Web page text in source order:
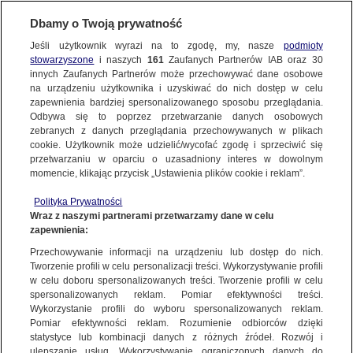
KONTAKT24
Wyślij Materiał
WYŚLIJ MATERIAŁ
NAJNOWSZE
GORĄCE TEMATY
WIĘCEJ
KANAŁY
Dzień dobry!
Jedno konto do wszystkich usług
Tak graliście z WOŚP
Dbamy o Twoją prywatność
Jeśli użytkownik wyrazi na to zgodę, my, nasze podmioty
stowarzyszone i naszych 161Zaufanych Partnerów IAB oraz 30
innych Zaufanych Partnerów może przechowywać dane osobowe
na urządzeniu użytkownika i uzyskiwać do nich dostęp w celu
zapewnienia bardziej spersonalizowanego sposobu przeglądania.
Odbywa się to poprzez przetwarzanie danych osobowych
zebranych z danych przeglądania przechowywanych w plikach
cookie. Użytkownik może udzielić/wycofać zgodę i sprzeciwić się
przetwarzaniu w oparciu o uzasadniony interes w dowolnym
momencie, klikając przycisk „Ustawienia plików cookie i reklam”.
Polityka Prywatności
Wraz z naszymi partnerami przetwarzamy dane w celu
zapewnienia:
Przechowywanie informacji na urządzeniu lub dostęp do nich.
Tworzenie profili w celu personalizacji treści. Wykorzystywanie profili
w celu doboru spersonalizowanych treści. Tworzenie profili w celu
spersonalizowanych reklam. Pomiar efektywności treści.
Wykorzystanie profili do wyboru spersonalizowanych reklam.
Pomiar efektywności reklam. Rozumienie odbiorców dzięki
statystyce lub kombinacji danych z różnych źródeł. Rozwój i